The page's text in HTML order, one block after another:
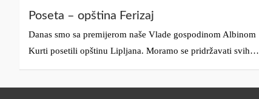
Poseta – opština Ferizaj
Danas smo sa premijerom naše Vlade gospodinom Albinom
Kurti posetili opštinu Lipljana. Moramo se pridržavati svih…